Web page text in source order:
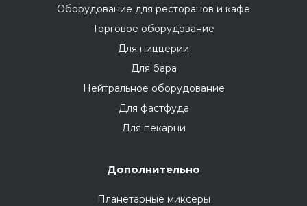
Оборудование для ресторанов и кафе
Торговое оборудование
Для пиццерии
Для бара
Нейтральное оборудование
Для фастфуда
Для пекарни
Дополнительно
Планетарные миксеры